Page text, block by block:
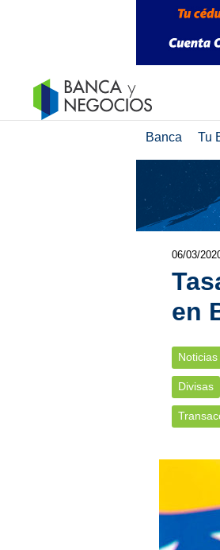
Banca Tu
06/03/
en
Divisas